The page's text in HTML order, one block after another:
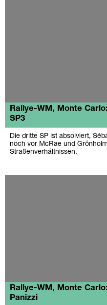
Rallye-WM, Monte
SP3
Die dritte SP ist absolviert,
noch vor McRae und
Straßenverhältnissen.
Rallye-WM, Monte
Panizzi